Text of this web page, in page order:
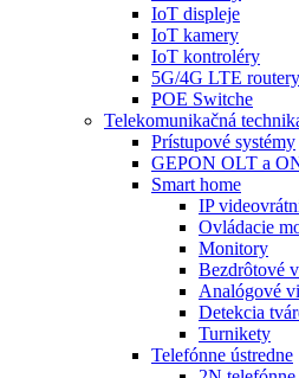
IoT displeje
IoT kamery
IoT kontroléry
5G/4G LTE routery
POE Switche
Telekomunikačná
Prístupové systémy
GEPON OLT a
Smart home
IP
Ovládacie
Monitory
Bezdrôtové
Analógové
Detekcia
Turnikety
Telefónne ústredne